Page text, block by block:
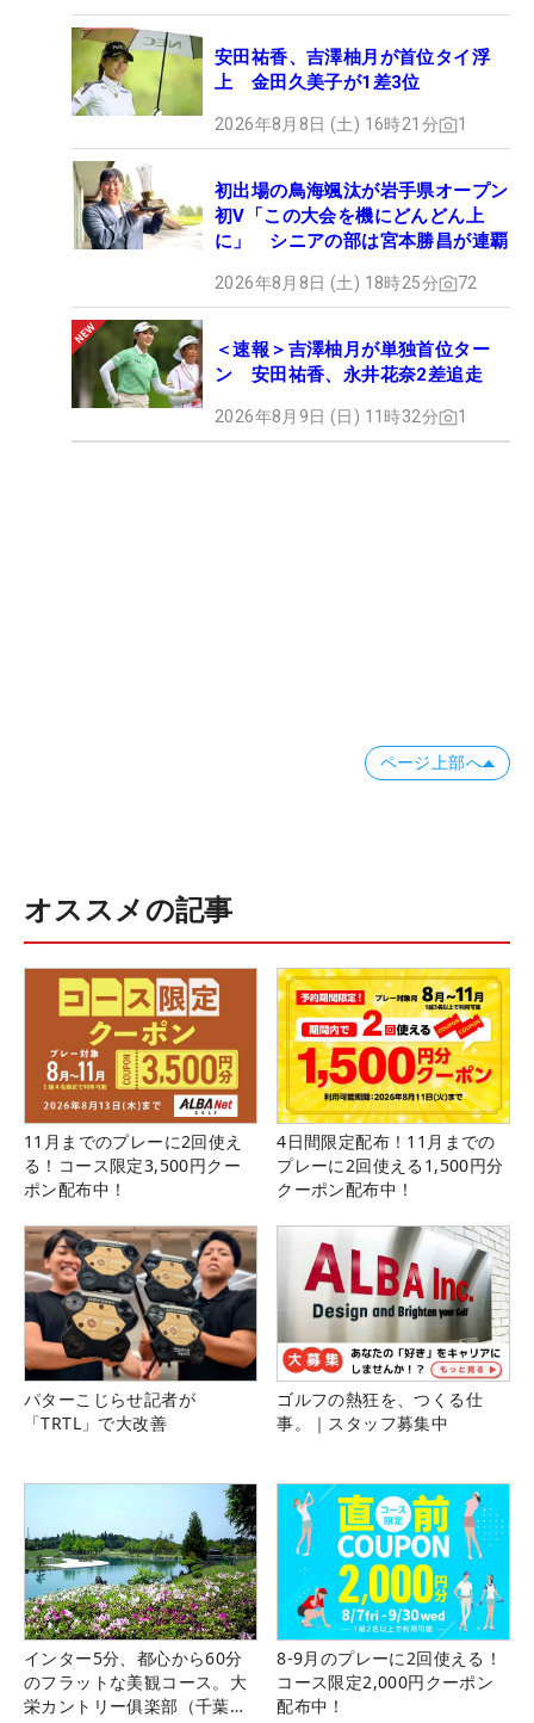
安田祐香、吉澤柚月が首位タイ浮
上 金田久美子が1差3位
2026年8月8日 (土) 16時21分 1
初出場の鳥海颯汰が岩手県オープン
初V「この大会を機にどんどん上
に」 シニアの部は宮本勝昌が連覇
2026年8月8日 (土) 18時25分 72
＜速報＞吉澤柚月が単独首位ター
ン 安田祐香、永井花奈2差追走
2026年8月9日 (日) 11時32分 1
ページ上部へ
オススメの記事
11月までのプレーに2回使え
る！コース限定3,500円クー
ポン配布中！
4日間限定配布！11月までの
プレーに2回使える1,500円分
クーポン配布中！
パターこじらせ記者が
「TRTL」で大改善
ゴルフの熱狂を、つくる仕
事。｜スタッフ募集中
インター5分、都心から60分
のフラットな美観コース。大
栄カントリー俱楽部（千葉
8-9月のプレーに2回使える！
コース限定2,000円クーポン
配布中！